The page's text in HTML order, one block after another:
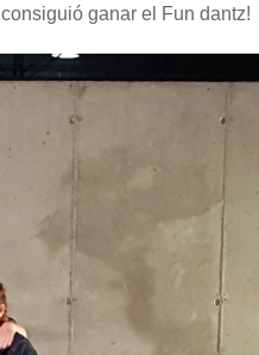
consiguió ganar el Fun dantz!